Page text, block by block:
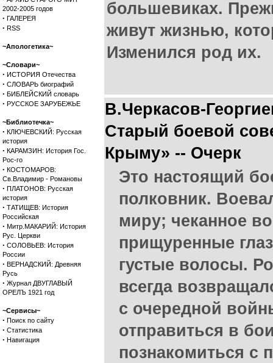
2002-2005 годов
· ГАЛЕРЕЯ
· RSS
~Апологетика~
~Словари~
· ИСТОРИЯ Отечества
· СЛОВАРЬ биографий
· БИБЛЕЙСКИЙ словарь
· РУССКОЕ ЗАРУБЕЖЬЕ
~Библиотечка~
· КЛЮЧЕВСКИЙ: Русская
история
· КАРАМЗИН: История Гос.
Рос-го
· КОСТОМАРОВ:
Св.Владимир - Романовы
· ПЛАТОНОВ: Русская
история
· ТАТИЩЕВ: История
Российская
· Митр.МАКАРИЙ: История
Рус. Церкви
· СОЛОВЬЕВ: История
России
· ВЕРНАДСКИЙ: Древняя
Русь
· Журнал ДВУГЛАВЫЙ
ОРЕЛЪ 1921 год
~Сервисы~
· Поиск по сайту
· Статистика
· Навигация
большевиках.
живут жизнью,
Изменился род их.
В.Черкасов-
Старый боевой
Крыму» -- Очерк
Это настоящий
полковник.
миру; чеканное
прищуренные
густые волосы.
всегда
с очередной
отправиться в
познакомиться с